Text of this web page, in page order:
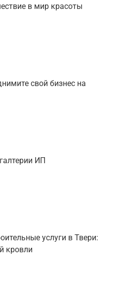
в мир красоты
свой бизнес на
ИП
услуги в Твери:
кровли